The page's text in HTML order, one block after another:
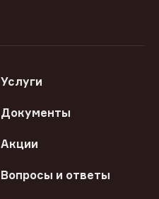
Услуги
Документы
Акции
Вопросы и ответы